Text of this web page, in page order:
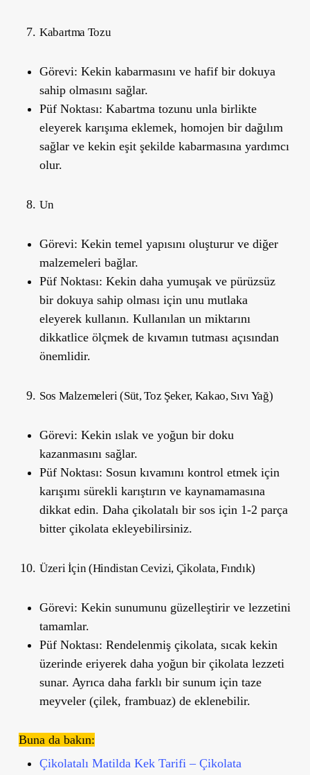
Kabartma Tozu
Görevi: Kekin kabarmasını ve hafif bir dokuya
sahip olmasını sağlar.
Püf Noktası: Kabartma tozunu unla birlikte
eleyerek karışıma eklemek, homojen bir dağılım
sağlar ve kekin eşit şekilde kabarmasına yardımcı
olur.
Un
Görevi: Kekin temel yapısını oluşturur ve diğer
malzemeleri bağlar.
Püf Noktası: Kekin daha yumuşak ve pürüzsüz
bir dokuya sahip olması için unu mutlaka
eleyerek kullanın. Kullanılan un miktarını
dikkatlice ölçmek de kıvamın tutması açısından
önemlidir.
Sos Malzemeleri (Süt, Toz Şeker, Kakao, Sıvı Yağ)
Görevi: Kekin ıslak ve yoğun bir doku
kazanmasını sağlar.
Püf Noktası: Sosun kıvamını kontrol etmek için
karışımı sürekli karıştırın ve kaynamamasına
dikkat edin. Daha çikolatalı bir sos için 1-2 parça
bitter çikolata ekleyebilirsiniz.
Üzeri İçin (Hindistan Cevizi, Çikolata, Fındık)
Görevi: Kekin sunumunu güzelleştirir ve lezzetini
tamamlar.
Püf Noktası: Rendelenmiş çikolata, sıcak kekin
üzerinde eriyerek daha yoğun bir çikolata lezzeti
sunar. Ayrıca daha farklı bir sunum için taze
meyveler (çilek, frambuaz) de eklenebilir.
Buna da bakın:
Çikolatalı Matilda Kek Tarifi – Çikolata